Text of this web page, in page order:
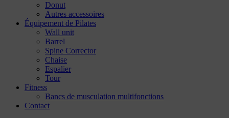
Donut
Autres accessoires
Équipement de Pilates
Wall unit
Barrel
Spine Corrector
Chaise
Espalier
Tour
Fitness
Bancs de musculation multifonctions
Contact